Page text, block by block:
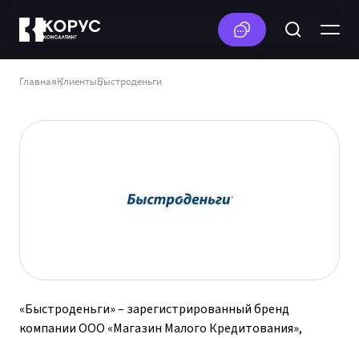
ГлавнаяКлиентыБыстроденьги
«Быстроденьги» – зарегистрированный бренд
компании ООО «Магазин Малого Кредитования»,